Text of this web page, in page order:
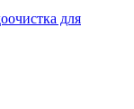
для